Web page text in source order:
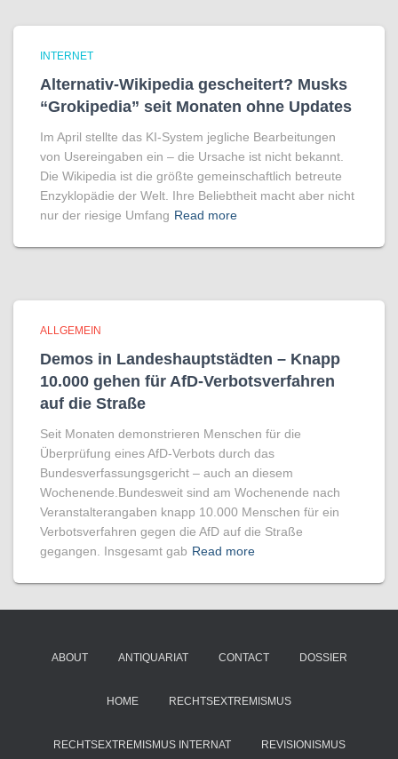
INTERNET
Alternativ-Wikipedia gescheitert? Musks
“Grokipedia” seit Monaten ohne Updates
Im April stellte das KI-System jegliche Bearbeitungen
von Usereingaben ein – die Ursache ist nicht bekannt.
Die Wikipedia ist die größte gemeinschaftlich betreute
Enzyklopädie der Welt. Ihre Beliebtheit macht aber nicht
nur der riesige Umfang Read more
ALLGEMEIN
Demos in Landeshauptstädten – Knapp
10.000 gehen für AfD-Verbotsverfahren
auf die Straße
Seit Monaten demonstrieren Menschen für die
Überprüfung eines AfD-Verbots durch das
Bundesverfassungsgericht – auch an diesem
Wochenende.Bundesweit sind am Wochenende nach
Veranstalterangaben knapp 10.000 Menschen für ein
Verbotsverfahren gegen die AfD auf die Straße
gegangen. Insgesamt gab Read more
ABOUT ANTIQUARIAT CONTACT DOSSIER
HOME RECHTSEXTREMISMUS
RECHTSEXTREMISMUS INTERNAT REVISIONISMUS